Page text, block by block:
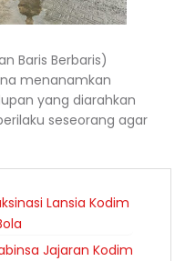
Baris Berbaris)
menanamkan
yang diarahkan
seseorang agar
Lansia Kodim
Jajaran Kodim